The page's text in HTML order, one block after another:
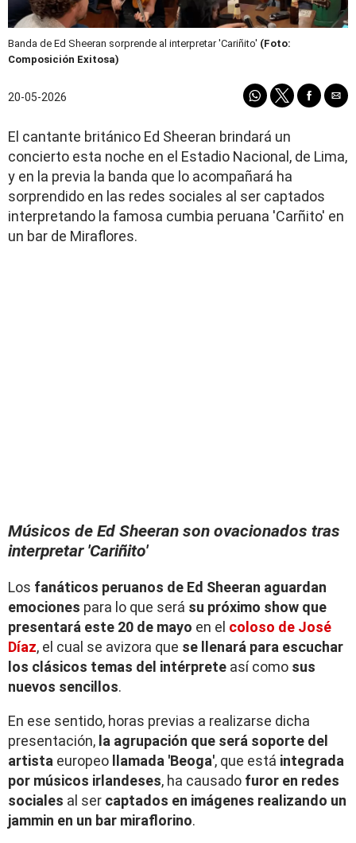
Banda de Ed Sheeran sorprende al interpretar 'Cariñito' (Foto:
Composición Exitosa)
20-05-2026
El cantante británico Ed Sheeran brindará un
concierto esta noche en el Estadio Nacional, de Lima,
y en la previa la banda que lo acompañará ha
sorprendido en las redes sociales al ser captados
interpretando la famosa cumbia peruana 'Carñito' en
un bar de Miraflores.
Músicos de Ed Sheeran son ovacionados tras
interpretar 'Cariñito'
Los fanáticos peruanos de Ed Sheeran aguardan
emociones para lo que será su próximo show que
presentará este 20 de mayo en el coloso de José
Díaz, el cual se avizora que se llenará para escuchar
los clásicos temas del intérprete así como sus
nuevos sencillos.
En ese sentido, horas previas a realizarse dicha
presentación, la agrupación que será soporte del
artista europeo llamada 'Beoga', que está integrada
por músicos irlandeses, ha causado furor en redes
sociales al ser captados en imágenes realizando un
jammin en un bar miraflorino.